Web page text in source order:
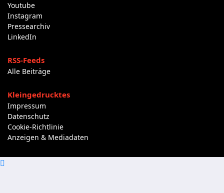
Youtube
Instagram
Pressearchiv
LinkedIn
RSS-Feeds
Alle Beiträge
Kleingedrucktes
Impressum
Datenschutz
Cookie-Richtlinie
Anzeigen & Mediadaten